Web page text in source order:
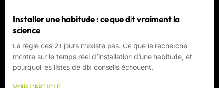
Installer une habitude : ce que dit vraiment la
science
La règle des 21 jours n’existe pas. Ce que la recherche
montre sur le temps réel d’installation d’une habitude, et
pourquoi les listes de dix conseils échouent.